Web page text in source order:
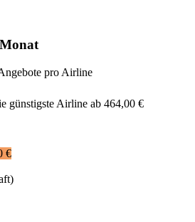
pro Airline
günstigste Airline ab 464,00 €
€